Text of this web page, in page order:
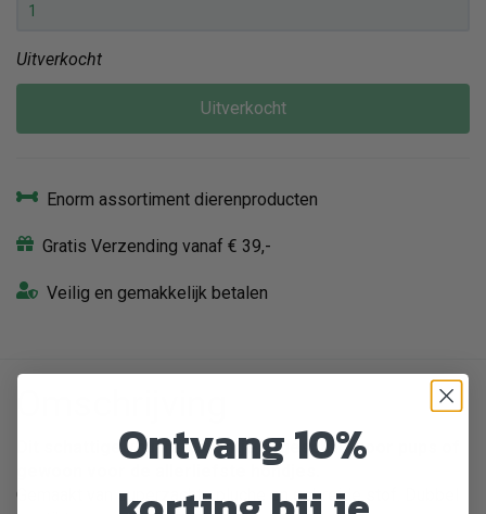
Uitverkocht
Uitverkocht
Enorm assortiment dierenproducten
Gratis Verzending vanaf € 39,-
Veilig en gemakkelijk betalen
Dit schattige knuffelkonijntje is geschikt voor pups of
gewoon voor de allerliefste hondjes.
Gemaakt van superzachte pluche en gebreide stof. Dubbel
Ontvang 10%